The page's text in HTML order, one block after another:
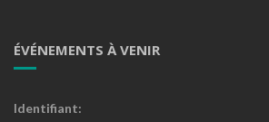
ÉVÉNEMENTS À VENIR
Identifiant: